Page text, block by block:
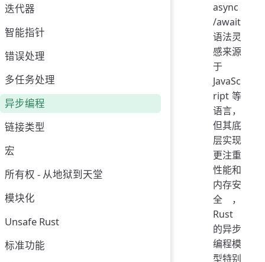
迭代器
智能指针
错误处理
多任务处理
异步编程
链接类型
宏
所有权 - 从地狱到天堂
模块化
Unsafe Rust
标准功能
async
/await
语法灵
感来源
于
JavaSc
ript 等
语言，
但其底
层实现
更注重
性能和
内存安
全，
Rust
的异步
编程模
型特别